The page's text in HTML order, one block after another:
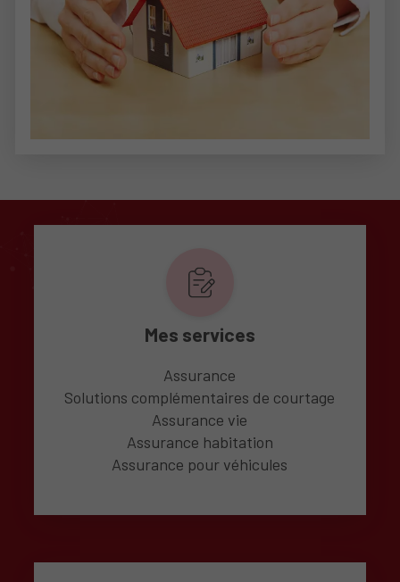
Mes services
Assurance
Solutions complémentaires de courtage
Assurance vie
Assurance habitation
Assurance pour véhicules